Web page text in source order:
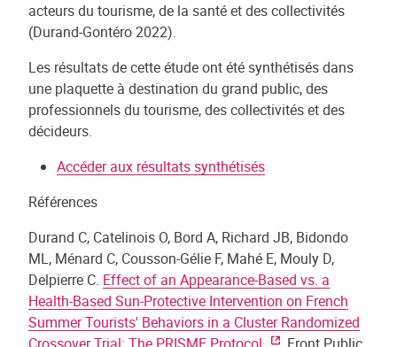
acteurs du tourisme, de la santé et des collectivités
(Durand-Gontéro 2022).
Les résultats de cette étude ont été synthétisés dans
une plaquette à destination du grand public, des
professionnels du tourisme, des collectivités et des
décideurs.
Accéder aux résultats synthétisés
Références
Durand C, Catelinois O, Bord A, Richard JB, Bidondo
ML, Ménard C, Cousson-Gélie F, Mahé E, Mouly D,
Delpierre C. Effect of an Appearance-Based vs. a
Health-Based Sun-Protective Intervention on French
Summer Tourists' Behaviors in a Cluster Randomized